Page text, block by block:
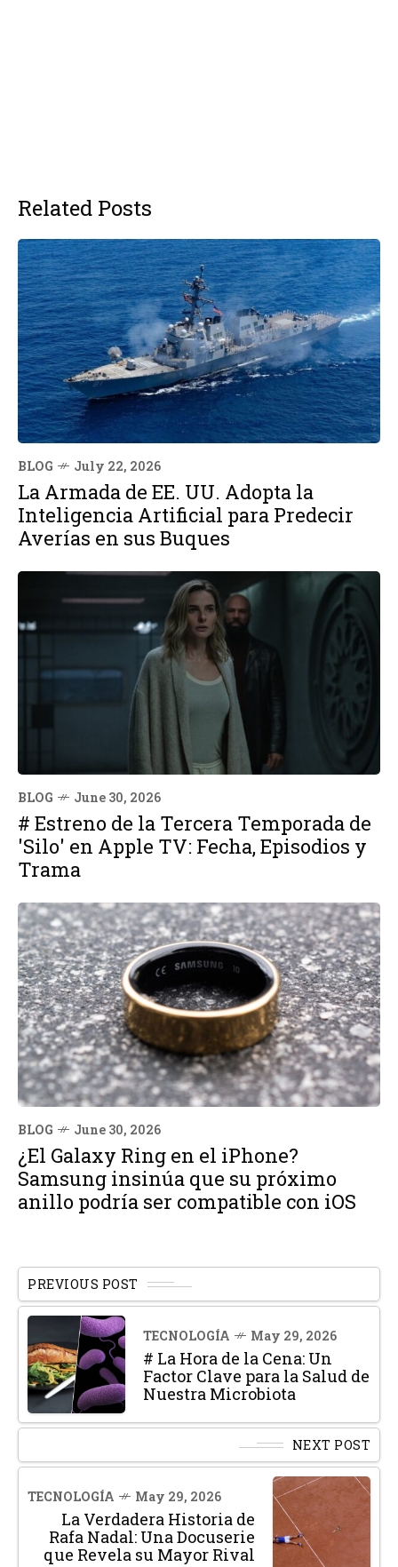
Related Posts
BLOG July 22, 2026
La Armada de EE. UU. Adopta la
Inteligencia Artificial para Predecir
Averías en sus Buques
BLOG June 30, 2026
# Estreno de la Tercera Temporada de
'Silo' en Apple TV: Fecha, Episodios y
Trama
BLOG June 30, 2026
¿El Galaxy Ring en el iPhone?
Samsung insinúa que su próximo
anillo podría ser compatible con iOS
PREVIOUS POST
TECNOLOGÍA May 29, 2026
# La Hora de la Cena: Un
Factor Clave para la Salud de
Nuestra Microbiota
NEXT POST
TECNOLOGÍA May 29, 2026
La Verdadera Historia de
Rafa Nadal: Una Docuserie
que Revela su Mayor Rival